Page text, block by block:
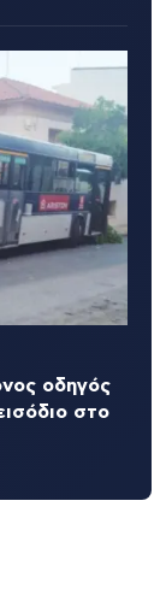
οδηγός
στο